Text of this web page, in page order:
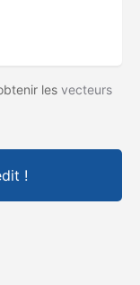
les vecteurs
!